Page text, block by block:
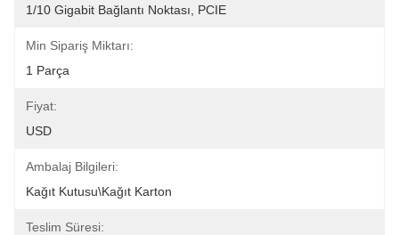
1/10 Gigabit Bağlantı Noktası, PCIE
Min Sipariş Miktarı:
1 Parça
Fiyat:
USD
Ambalaj Bilgileri:
Kağıt Kutusu\Kağıt Karton
Teslim Süresi: